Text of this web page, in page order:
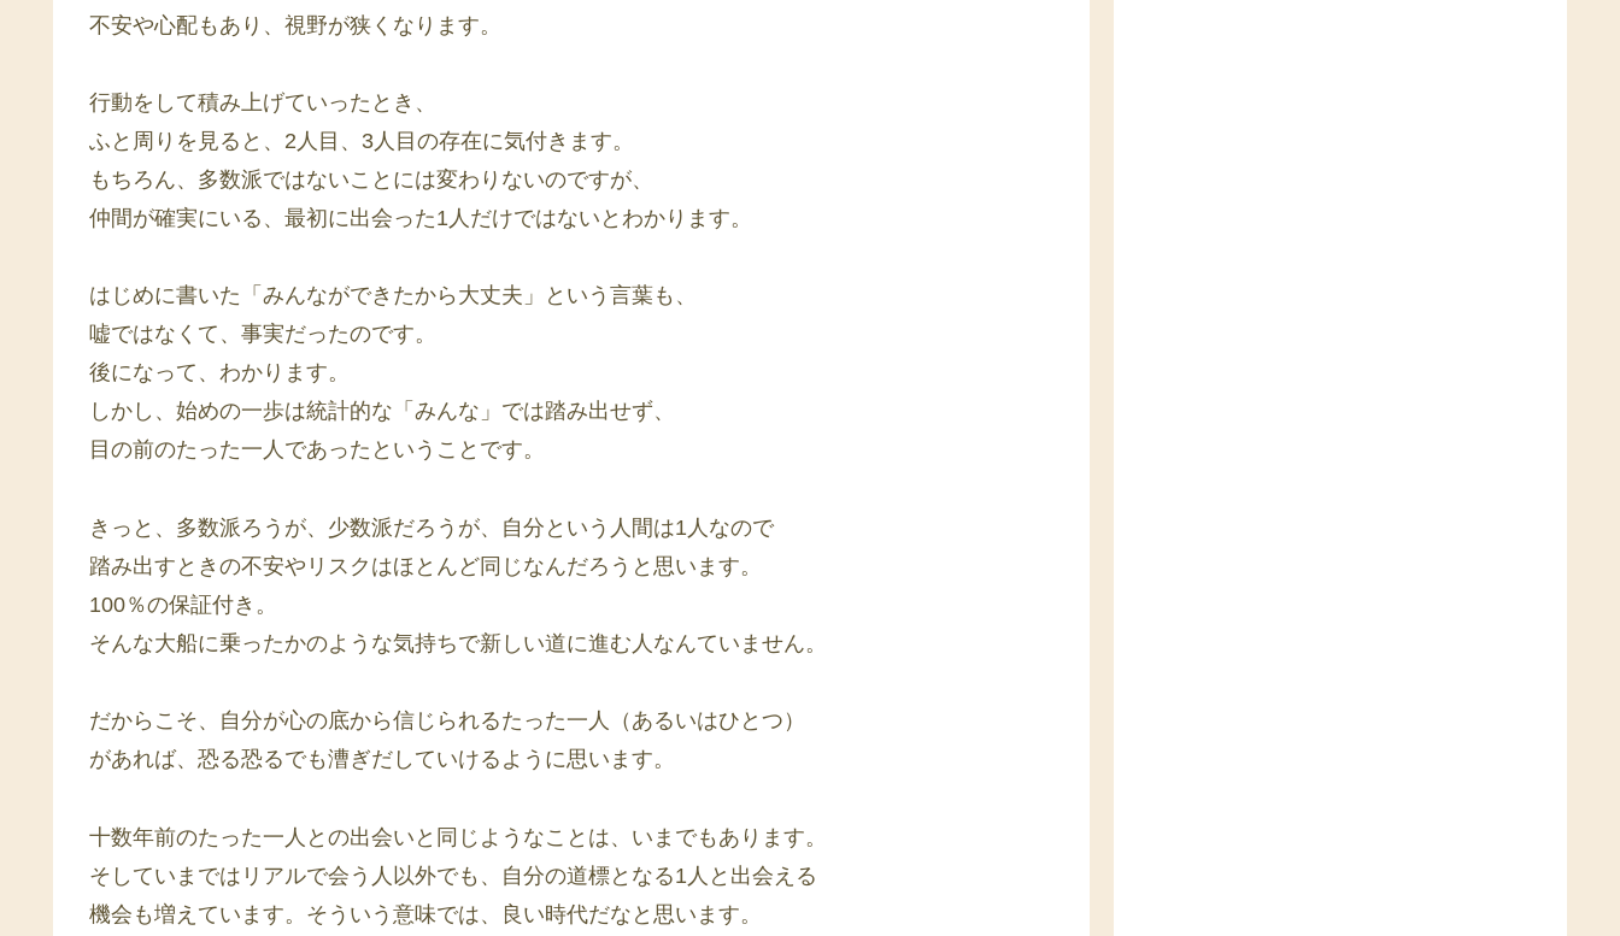
不安や心配もあり、視野が狭くなります。
行動をして積み上げていったとき、
ふと周りを見ると、2人目、3人目の存在に気付きます。
もちろん、多数派ではないことには変わりないのですが、
仲間が確実にいる、最初に出会った1人だけではないとわかります。
はじめに書いた「みんなができたから大丈夫」という言葉も、
嘘ではなくて、事実だったのです。
後になって、わかります。
しかし、始めの一歩は統計的な「みんな」では踏み出せず、
目の前のたった一人であったということです。
きっと、多数派ろうが、少数派だろうが、自分という人間は1人なので
踏み出すときの不安やリスクはほとんど同じなんだろうと思います。
100％の保証付き。
そんな大船に乗ったかのような気持ちで新しい道に進む人なんていません。
だからこそ、自分が心の底から信じられるたった一人（あるいはひとつ）
があれば、恐る恐るでも漕ぎだしていけるように思います。
十数年前のたった一人との出会いと同じようなことは、いまでもあります。
そしていまではリアルで会う人以外でも、自分の道標となる1人と出会える
機会も増えています。そういう意味では、良い時代だなと思います。